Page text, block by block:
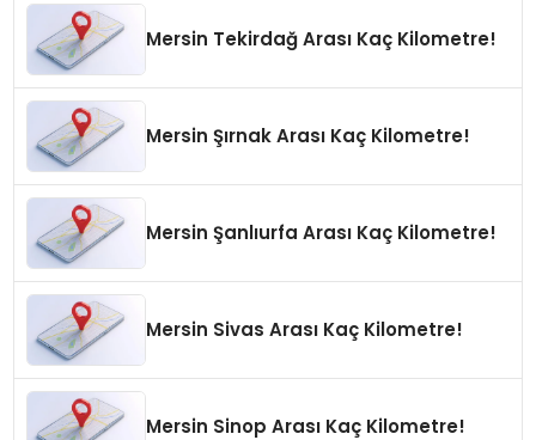
Mersin Tekirdağ Arası Kaç Kilometre!
Mersin Şırnak Arası Kaç Kilometre!
Mersin Şanlıurfa Arası Kaç Kilometre!
Mersin Sivas Arası Kaç Kilometre!
Mersin Sinop Arası Kaç Kilometre!